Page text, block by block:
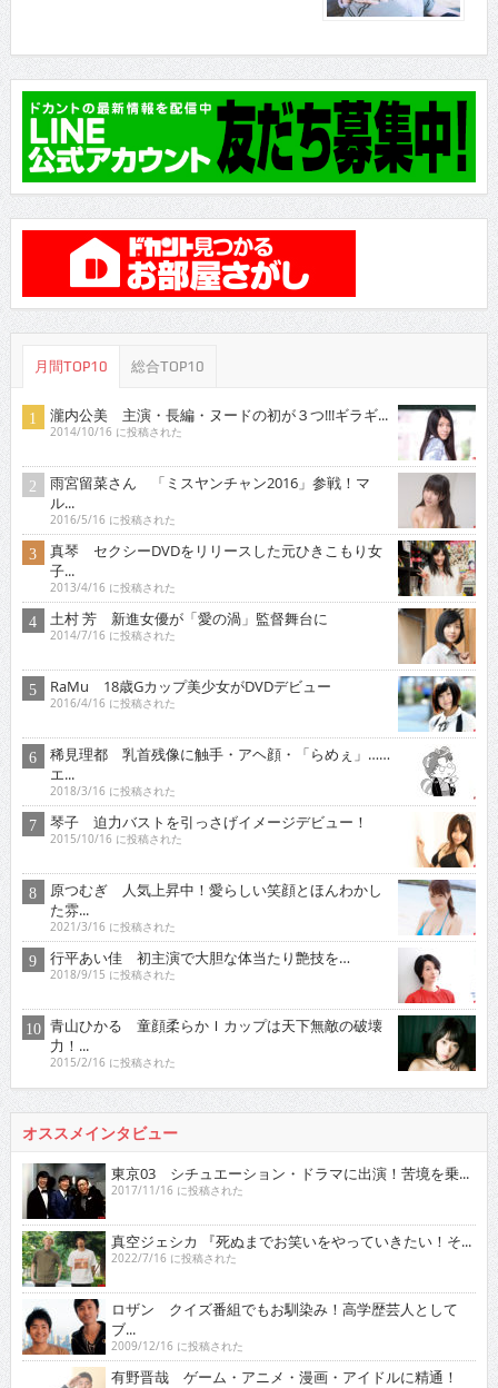
月間TOP10 総合TOP10
瀧内公美 主演・長編・ヌードの初が３つ!!!ギラギ...
2014/10/16 に投稿された
雨宮留菜さん 「ミスヤンチャン2016」参戦！マ
ル...
2016/5/16 に投稿された
真琴 セクシーDVDをリリースした元ひきこもり女
子...
2013/4/16 に投稿された
土村 芳 新進女優が「愛の渦」監督舞台に
2014/7/16 に投稿された
RaMu 18歳Gカップ美少女がDVDデビュー
2016/4/16 に投稿された
稀見理都 乳首残像に触手・アヘ顔・「らめぇ」……
エ...
2018/3/16 に投稿された
琴子 迫力バストを引っさげイメージデビュー！
2015/10/16 に投稿された
原つむぎ 人気上昇中！愛らしい笑顔とほんわかし
た雰...
2021/3/16 に投稿された
行平あい佳 初主演で大胆な体当たり艶技を…
2018/9/15 に投稿された
青山ひかる 童顔柔らかＩカップは天下無敵の破壊
力！...
2015/2/16 に投稿された
オススメインタビュー
東京03 シチュエーション・ドラマに出演！苦境を乗...
2017/11/16 に投稿された
真空ジェシカ 『死ぬまでお笑いをやっていきたい！そ...
2022/7/16 に投稿された
ロザン クイズ番組でもお馴染み！高学歴芸人として
ブ...
2009/12/16 に投稿された
有野晋哉 ゲーム・アニメ・漫画・アイドルに精通！